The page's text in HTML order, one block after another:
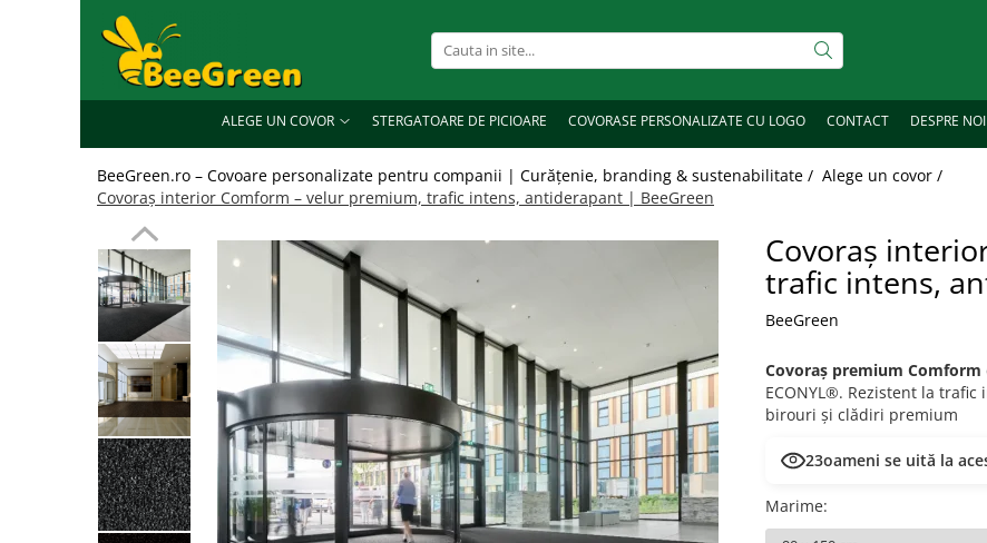
Alege un covor
Covoare de interior
Covoare personalizate
Covoare profesionale
Covoare ergonomice anti-oboseală
Covoare din aluminiu
ALEGE UN COVOR STERGATOARE DE PICIOARE COVORASE PERSONALIZATE CU LOGO CONTACT DESPRE NOI
BeeGreen.ro – Covoare personalizate pentru companii | Curățenie, branding & sustenabilitate / Alege un covor /
Covoraș interior Comform – velur premium, trafic intens, antiderapant | BeeGreen
Covoraș
trafic intens,
BeeGreen
Covoraș premium Comform
ECONYL®. Rezistent la
birouri și clădiri premium
20oameni se uită la
Marime: